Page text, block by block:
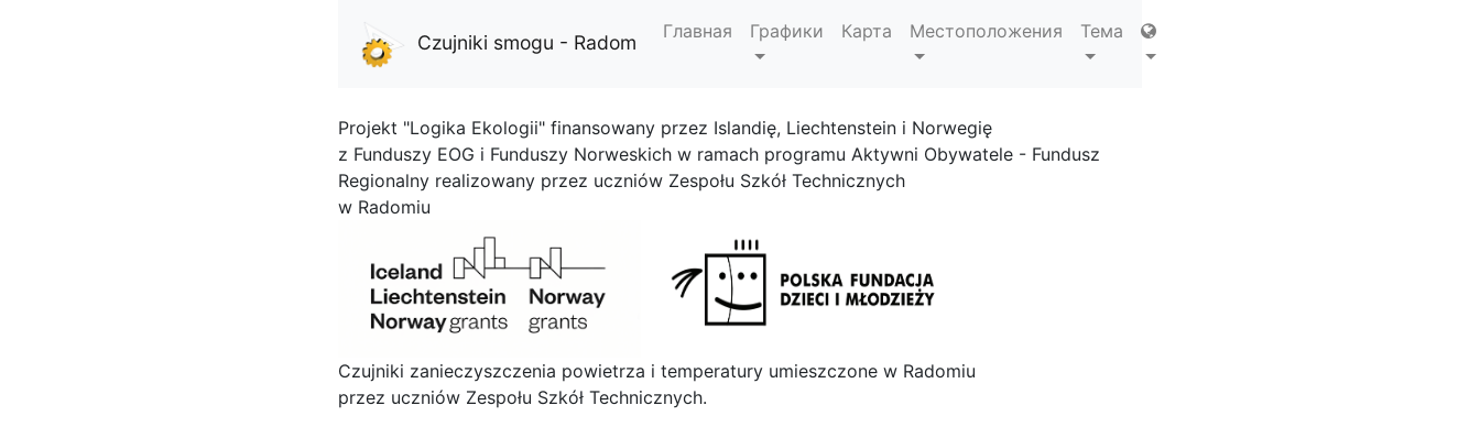
Czujniki smogu - Radom Главная Графики Карта Местоположения Тема
Projekt "Logika Ekologii" finansowany przez Islandię, Liechtenstein i Norwegię
z Funduszy EOG i Funduszy Norweskich w ramach programu Aktywni Obywatele - Fundusz
Regionalny realizowany przez uczniów Zespołu Szkół Technicznych
w Radomiu
Czujniki zanieczyszczenia powietrza i temperatury umieszczone w Radomiu
przez uczniów Zespołu Szkół Technicznych.